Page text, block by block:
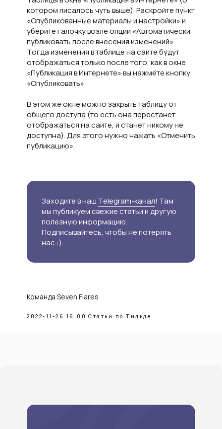
котором писалось чуть выше). Раскройте пункт
«Опубликованные материалы и настройки» и
уберите галочку возле опции «Автоматически
публиковать после внесения изменений».
Тогда изменения в таблице на сайте будут
отображаться только после того, как в окне
«Публикация в Интернете» вы нажмёте кнопку
«Опубликовать».
В этом же окне можно закрыть таблицу от
общего доступа (то есть она перестанет
отображаться на сайте, и станет никому не
доступна). Для этого нужно нажать «Отменить
публикацию».
Заходите в наш Telegram-канал! Там
мы публикуем свежие статьи и другую
полезную информацию.
Подписывайтесь, чтобы не потерять
нас :)
Команда Seven Flares
2022-11-26 16:00 Статьи по Тильде